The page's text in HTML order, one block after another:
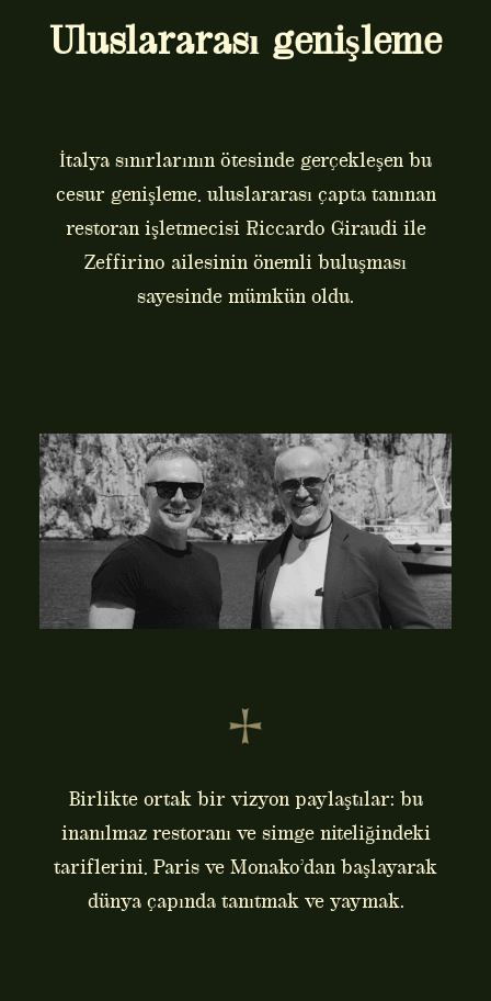
Uluslararası genişleme
İtalya sınırlarının ötesinde gerçekleşen bu
cesur genişleme, uluslararası çapta tanınan
restoran işletmecisi Riccardo Giraudi ile
Zeffirino ailesinin önemli buluşması
sayesinde mümkün oldu.
Birlikte ortak bir vizyon paylaştılar: bu
inanılmaz restoranı ve simge niteliğindeki
tariflerini, Paris ve Monako’dan başlayarak
dünya çapında tanıtmak ve yaymak.